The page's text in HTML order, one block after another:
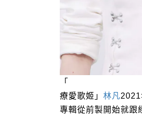
「
療愛歌姬」 林凡2021
專輯從前製開始就跟